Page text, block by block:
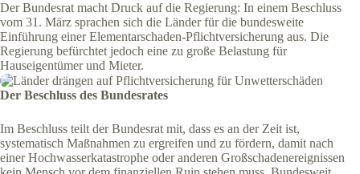
Der Bundesrat macht Druck auf die Regierung: In einem Beschluss
vom 31. März sprachen sich die Länder für die bundesweite
Einführung einer Elementarschaden-Pflichtversicherung aus. Die
Regierung befürchtet jedoch eine zu große Belastung für
Hauseigentümer und Mieter.
Der Beschluss des Bundesrates
Im Beschluss teilt der Bundesrat mit, dass es an der Zeit ist,
systematisch Maßnahmen zu ergreifen und zu fördern, damit nach
einer Hochwasserkatastrophe oder anderen Großschadenereignissen